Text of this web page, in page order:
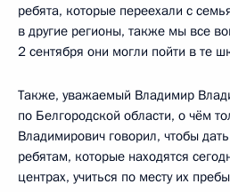
ребята, которые переехали с
в другие регионы, также мы все
2 сентября они могли пойти в те
Также, уважаемый Владимир
по Белгородской области, о чём
Владимирович говорил, чтобы
ребятам, которые находятся
центрах, учиться по месту их